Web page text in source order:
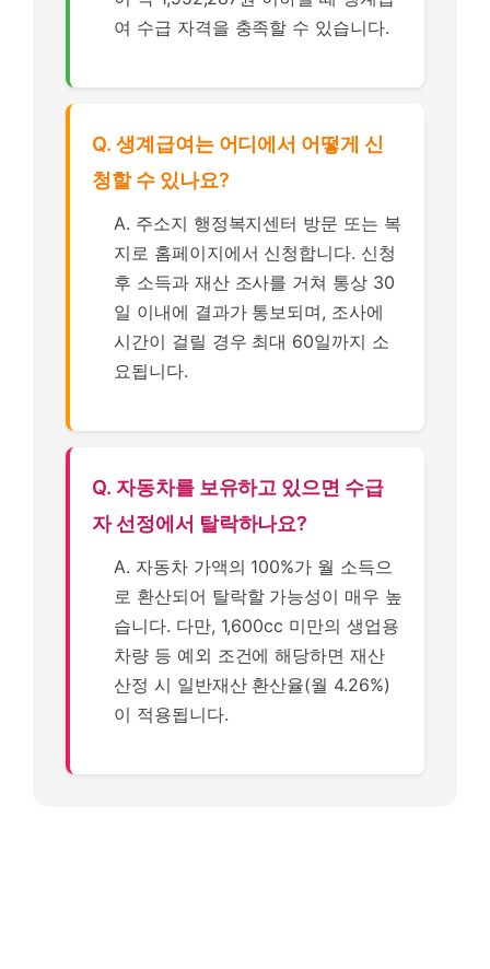
여 수급 자격을 충족할 수 있습니다.
Q. 생계급여는 어디에서 어떻게 신
청할 수 있나요?
A. 주소지 행정복지센터 방문 또는 복
지로 홈페이지에서 신청합니다. 신청
후 소득과 재산 조사를 거쳐 통상 30
일 이내에 결과가 통보되며, 조사에
시간이 걸릴 경우 최대 60일까지 소
요됩니다.
Q. 자동차를 보유하고 있으면 수급
자 선정에서 탈락하나요?
A. 자동차 가액의 100%가 월 소득으
로 환산되어 탈락할 가능성이 매우 높
습니다. 다만, 1,600cc 미만의 생업용
차량 등 예외 조건에 해당하면 재산
산정 시 일반재산 환산율(월 4.26%)
이 적용됩니다.